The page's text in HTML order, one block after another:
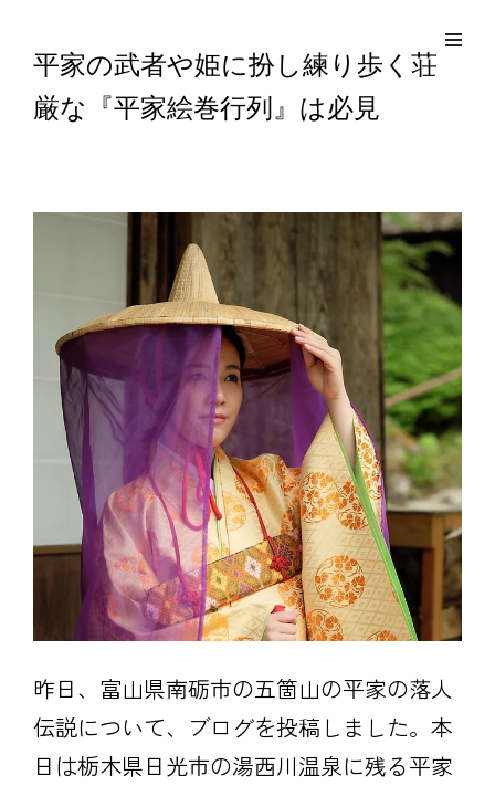
EDO KAGURA
Authentic Traditional Cultural Experiences
平家の武者や姫に扮し練り歩く荘
厳な『平家絵巻行列』は必見
昨日、富山県南砺市の五箇山の平家の落人
伝説について、ブログを投稿しました。本
日は栃木県日光市の湯西川温泉に残る平家